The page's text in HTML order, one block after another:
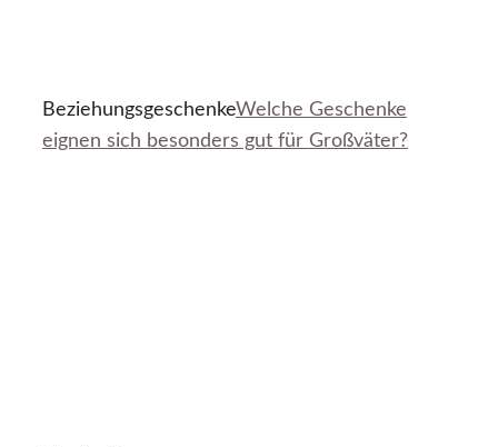
BeziehungsgeschenkeWelche Geschenke
eignen sich besonders gut für Großväter?